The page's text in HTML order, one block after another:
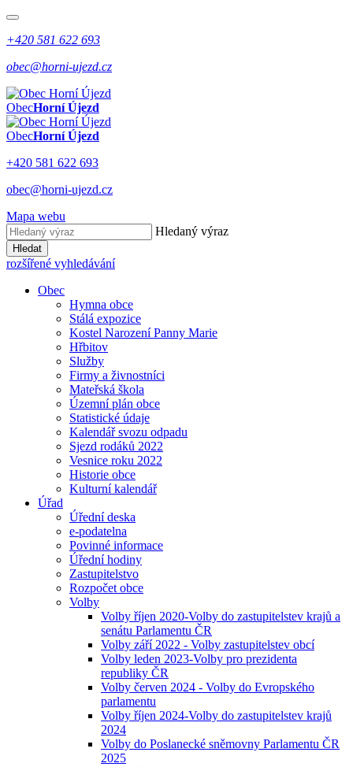
+420 581 622 693
obec@horni-ujezd.cz
ObecHorní Újezd
ObecHorní Újezd
+420 581 622 693
obec@horni-ujezd.cz
Mapa webu
Hledaný výraz
Hledat
rozšířené vyhledávání
Obec
Hymna obce
Stálá expozice
Kostel Narození Panny Marie
Hřbitov
Služby
Firmy a živnostníci
Mateřská škola
Územní plán obce
Statistické údaje
Kalendář svozu odpadu
Sjezd rodáků 2022
Vesnice roku 2022
Historie obce
Kulturní kalendář
Úřad
Úřední deska
e-podatelna
Povinné informace
Úřední hodiny
Zastupitelstvo
Rozpočet obce
Volby
Volby říjen 2020-Volby do zastupitelstev krajů a
senátu Parlamentu ČR
Volby září 2022 - Volby zastupitelstev obcí
Volby leden 2023-Volby pro prezidenta
republiky ČR
Volby červen 2024 - Volby do Evropského
parlamentu
Volby říjen 2024-Volby do zastupitelstev krajů
2024
Volby do Poslanecké sněmovny Parlamentu ČR
2025